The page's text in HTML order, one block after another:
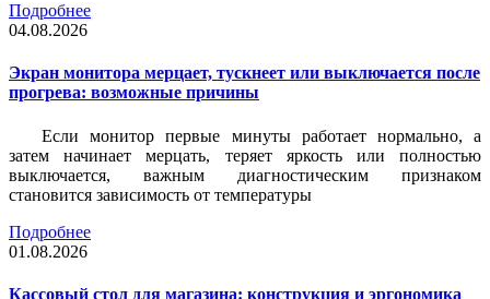
Подробнее
04.08.2026
Экран монитора мерцает, тускнеет или выключается после
прогрева: возможные причины
Если монитор первые минуты работает нормально, а
затем начинает мерцать, теряет яркость или полностью
выключается, важным диагностическим признаком
становится зависимость от температуры
Подробнее
01.08.2026
Кассовый стол для магазина: конструкция и эргономика